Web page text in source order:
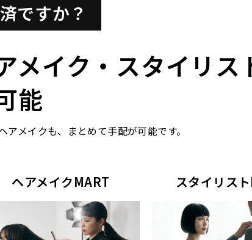
ですか？
メイク・スタイリス
能
メイクも、まとめて手配が可能です。
ヘアメイクMART スタイリス